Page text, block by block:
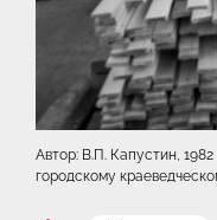
Автор: В.П. Капустин,
городскому